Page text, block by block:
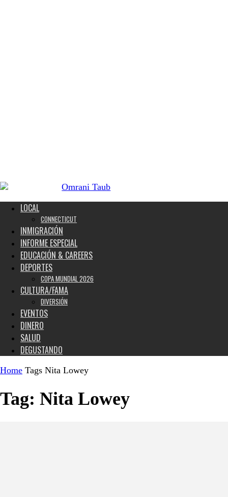
LOCAL
CONNECTICUT
INMIGRACIÓN
INFORME ESPECIAL
EDUCACIÓN & CAREERS
DEPORTES
COPA MUNDIAL 2026
CULTURA/FAMA
DIVERSIÓN
EVENTOS
DINERO
SALUD
DEGUSTANDO
Home Tags Nita Lowey
Tag: Nita Lowey